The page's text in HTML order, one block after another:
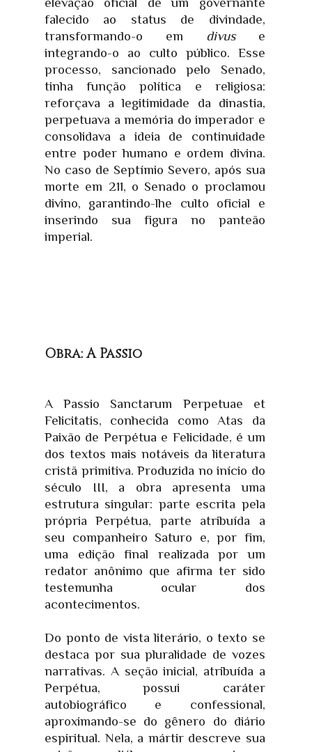
falecido ao status de divindade,
transformando-o em divuse
integrando-o ao culto público. Esse
processo, sancionado pelo Senado,
tinha função política e religiosa:
reforçava a legitimidade da dinastia,
perpetuava a memória do imperador e
consolidava a ideia de continuidade
entre poder humano e ordem divina.
No caso de Septímio Severo, após sua
morte em 211, o Senado o proclamou
divino, garantindo-lhe culto oficial e
inserindo sua figura no panteão
imperial.
Obra: A Passio
A Passio Sanctarum Perpetuae et
Felicitatis, conhecida como Atas da
Paixão de Perpétua e Felicidade, é um
dos textos mais notáveis da literatura
cristã primitiva. Produzida no início do
século III, a obra apresenta uma
estrutura singular: parte escrita pela
própria Perpétua, parte atribuída a
seu companheiro Saturo e, por fim,
uma edição final realizada por um
redator anônimo que afirma ter sido
testemunha ocular dos
acontecimentos.
Do ponto de vista literário, o texto se
destaca por sua pluralidade de vozes
narrativas. A seção inicial, atribuída a
Perpétua, possui caráter
autobiográfico e confessional,
aproximando-se do gênero do diário
espiritual. Nela, a mártir descreve sua